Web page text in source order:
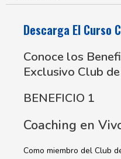
Descarga El Curso
Conoce los
Exclusivo Club
BENEFICIO 1
Coaching en
Como miembro del Club